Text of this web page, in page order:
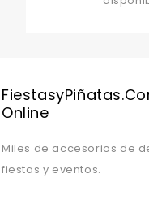
Online
Miles de accesorios de
fiestas y eventos.